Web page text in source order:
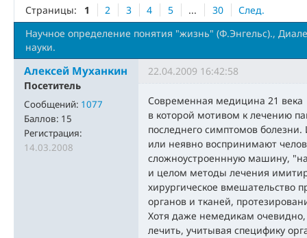
Страницы: 1 2 3 4 5 ... 30
След.
Научное определение понятия "жизнь" (Ф.Энгельс).,
науки.
Алексей Муханкин
Посетитель
Сообщений: 1077
Баллов: 15
Регистрация:
14.03.2008
22.04.2009 16:42:58
Современная медицина 21 века
в которой мотивом к лечению
последнего симптомов
или неявно воспринимают
сложноустроеннную машину,
и целом методы лечения
хирургическое вмешательство
органов и тканей,
Хотя даже немедикам
лечить, учитывая специфику